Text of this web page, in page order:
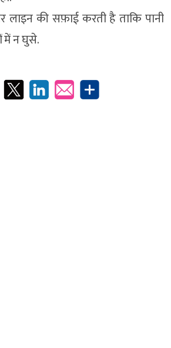
लाइन की सफ़ाई करती है ताकि पानी
में न घुसे.